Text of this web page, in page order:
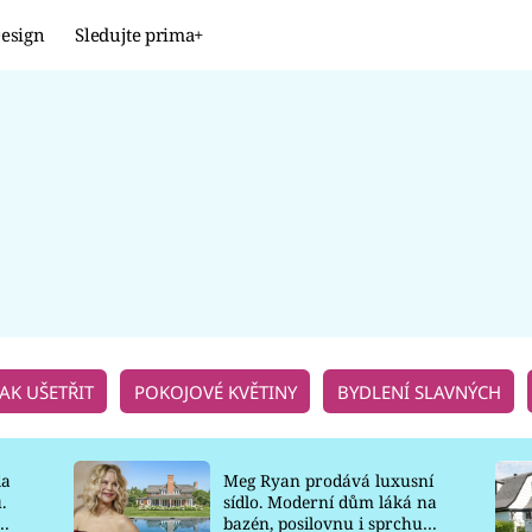
Sledujte prima+
UŠETŘIT POKOJOVÉ KVĚTINY BYDLENÍ SLAVNÝCH
Meg Ryan prodává luxusní
sídlo. Moderní dům láká na
bazén, posilovnu i sprchu